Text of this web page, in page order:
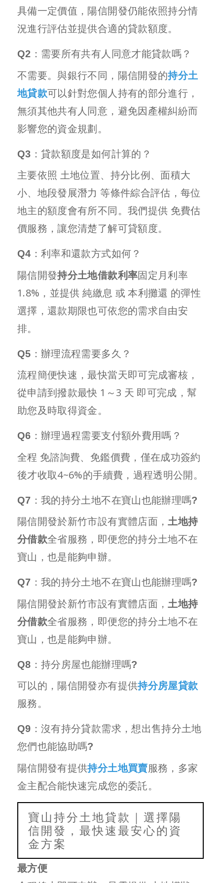
具備一定價值，陽信開發仍能依照持分情
況進行評估並提供合適的貸款額度。
Q2：需要所有共有人同意才能貸款嗎？
不需要。與銀行不同，陽信開發的持分土
地貸款可以針對您個人持有的部分進行，
無須其他共有人同意，避免因產權糾紛而
影響您的資金規劃。
Q3：貸款額度是如何計算的？
主要依照 土地位置、持分比例、面積大
小、地段發展潛力 等條件綜合評估，每位
地主的額度會有所不同。我們提供 免費估
價服務，讓您清楚了解可貸額度。
Q4：利率和還款方式如何？
陽信開發持分土地借款利率固定月利率
1.8%，並提供 純繳息 或 本利攤還 的彈性
選擇，還款期限也可依您的需求自由安
排。
Q5：辦理流程需要多久？
流程簡便快速，最快當天即可完成審核，
從申請到撥款最快 1～3 天 即可完成，幫
助您及時取得資金。
Q6：辦理過程需要支付額外費用嗎？
全程 免諮詢費、免鑑價費，僅在成功簽約
後才收取4~6%的手續費，過程透明公開。
Q7：我的持分土地不在寶山也能辦理嗎?
陽信開發於新竹市設有實體店面，土地持
分借款全省服務，即便您的持分土地不在
寶山，也是能夠申辦。
Q7：我的持分土地不在寶山也能辦理嗎?
陽信開發於新竹市設有實體店面，土地持
分借款全省服務，即便您的持分土地不在
寶山，也是能夠申辦。
Q8：持分房屋也能辦理嗎?
可以的，陽信開發亦有提供持分房屋貸款
服務。
Q9：沒有持分貸款需求，想出售持分土地
您們也能協助嗎?
陽信開發有提供持分土地買賣服務，多家
金主配合能快速完成您的委託。
寶山持分土地貸款｜選擇陽
信開發，最快速最安心的資
金方案
最方便